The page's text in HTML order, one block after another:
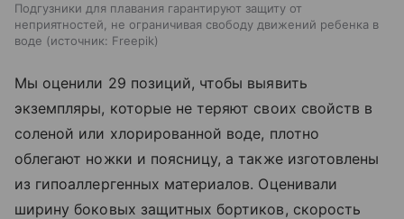
Подгузники для плавания гарантируют защиту от
неприятностей, не ограничивая свободу движений ребенка в
воде
источник: Freepik
Мы оценили 29 позиций, чтобы выявить
экземпляры, которые не теряют своих свойств в
соленой или хлорированной воде, плотно
облегают ножки и поясницу, а также изготовлены
из гипоаллергенных материалов. Оценивали
ширину боковых защитных бортиков, скорость